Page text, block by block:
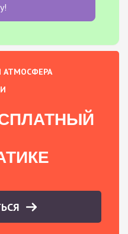
АТМОСФЕРА